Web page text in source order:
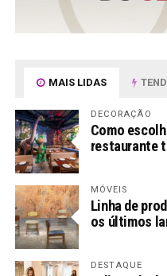
MAIS LIDAS
DECORAÇÃO
Como
restaurante
MÓVEIS
Linha de
os últimos
DESTAQUE